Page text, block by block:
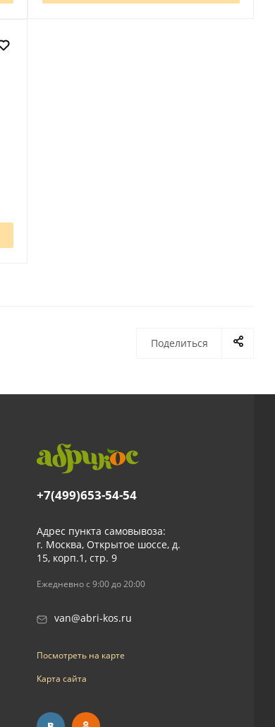
Поделиться
+7(499)653-54-54
Адрес пункта самовывоза:
г. Москва, Открытое шоссе, д.
15, корп.1, стр. 9
Ежедневно с 9:00 до 20:00
van@abri-kos.ru
Посмотреть на карте
Карта сайта